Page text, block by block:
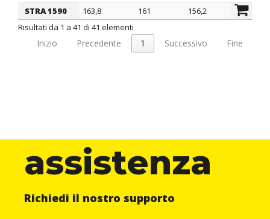
STRA 1590
163,8 161 156,2
170
Risultati da 1 a 41 di 41 elementi
Inizio Precedente 1 Successivo Fine
assistenza
Richiedi il nostro supporto